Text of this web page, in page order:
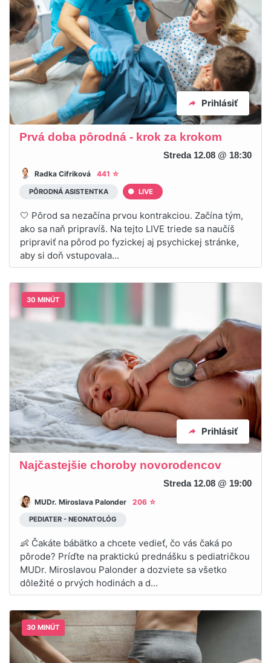
Prihlásiť
Prvá doba pôrodná - krok za krokom
Streda 12.08 @ 18:30
Radka Cifriková 441 ☆
PÔRODNÁ ASISTENTKA LIVE
🤍 Pôrod sa nezačína prvou kontrakciou. Začína tým,
ako sa naň pripravíš. Na tejto LIVE triede sa naučíš
pripraviť na pôrod po fyzickej aj psychickej stránke,
aby si doň vstupovala...
30 MINÚT
Prihlásiť
Najčastejšie choroby novorodencov
Streda 12.08 @ 19:00
MUDr. Miroslava Palonder 206 ☆
PEDIATER - NEONATOLÓG
👶 Čakáte bábätko a chcete vedieť, čo vás čaká po
pôrode? Príďte na praktickú prednášku s pediatričkou
MUDr. Miroslavou Palonder a dozviete sa všetko
dôležité o prvých hodinách a d...
30 MINÚT